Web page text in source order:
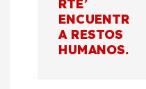
RTE’
ENCUENTR
A RESTOS
HUMANOS.